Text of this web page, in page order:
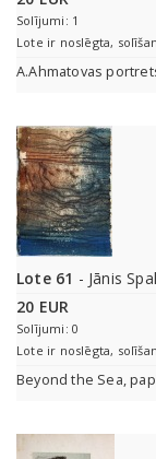
Solījumi: 1
Lote ir noslēgta,
A.Ahmatovas
Lote 61 - Jānis
20 EUR
Solījumi: 0
Lote ir noslēgta,
Beyond the Sea,